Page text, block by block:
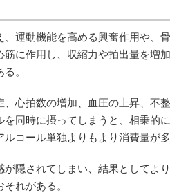
運動機能を高める興奮作用や、
に作用し、収縮力や拍出量を増
。
心拍数の増加、血圧の上昇、不
同時に摂ってしまうと、相乗的
コール単独よりもより消費量が多
隠されてしまい、結果としてよ
れがある。